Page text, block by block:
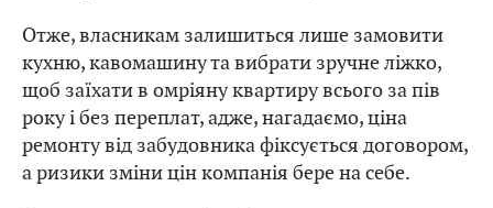
Отже, власникам залишиться лише замовити
кухню, кавомашину та вибрати зручне ліжко,
щоб заїхати в омріяну квартиру всього за пів
року і без переплат, адже, нагадаємо, ціна
ремонту від забудовника фіксується договором,
а ризики зміни цін компанія бере на себе.